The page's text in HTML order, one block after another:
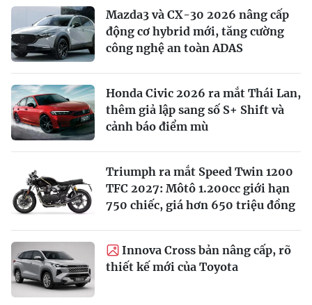
Mazda3 và CX-30 2026 nâng cấp
động cơ hybrid mới, tăng cường
công nghệ an toàn ADAS
Honda Civic 2026 ra mắt Thái Lan,
thêm giả lập sang số S+ Shift và
cảnh báo điểm mù
Triumph ra mắt Speed Twin 1200
TFC 2027: Môtô 1.200cc giới hạn
750 chiếc, giá hơn 650 triệu đồng
Innova Cross bản nâng cấp, rõ
thiết kế mới của Toyota